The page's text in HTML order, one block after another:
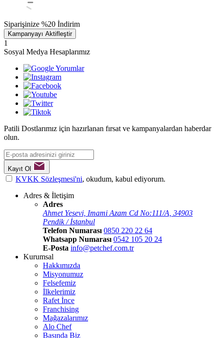
Siparişinize %20 İndirim
Kampanyayı Aktifleştir
1
Sosyal Medya Hesaplarımız
Patili Dostlarımız için hazırlanan fırsat ve kampanyalardan haberdar
olun.
Kayıt Ol
KVKK Sözleşmesi'ni, okudum, kabul ediyorum.
Adres & İletişim
Adres
Ahmet Yesevi, Imami Azam Cd No:111/A, 34903
Pendik / İstanbul
Telefon Numarası 0850 220 22 64
Whatsapp Numarası 0542 105 20 24
E-Posta info@petchef.com.tr
Kurumsal
Hakkımızda
Misyonumuz
Felsefemiz
İlkelerimiz
Rafet İnce
Franchising
Mağazalarımız
Alo Chef
Basında Biz